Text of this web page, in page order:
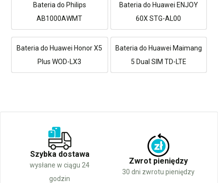
Bateria do Philips
AB1000AWMT
Bateria do Huawei ENJOY
60X STG-AL00
Bateria do Huawei Honor X5
Plus WOD-LX3
Bateria do Huawei Maimang
5 Dual SIM TD-LTE
Szybka dostawa
wysłane w ciągu 24
godzin
Zwrot pieniędzy
30 dni zwrotu pieniędzy